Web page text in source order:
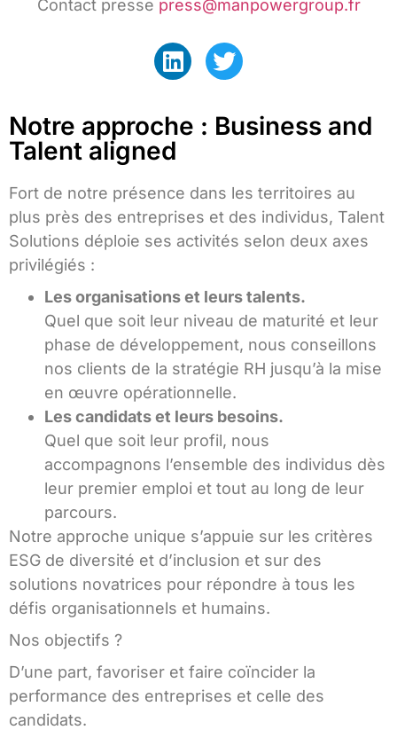
Contact presse press@manpowergroup.fr
Notre approche : Business and
Talent aligned
Fort de notre présence dans les territoires au
plus près des entreprises et des individus, Talent
Solutions déploie ses activités selon deux axes
privilégiés :
Les organisations et leurs talents.
Quel que soit leur niveau de maturité et leur
phase de développement, nous conseillons
nos clients de la stratégie RH jusqu’à la mise
en œuvre opérationnelle.
Les candidats et leurs besoins.
Quel que soit leur profil, nous
accompagnons l’ensemble des individus dès
leur premier emploi et tout au long de leur
parcours.
Notre approche unique s’appuie sur les critères
ESG de diversité et d’inclusion et sur des
solutions novatrices pour répondre à tous les
défis organisationnels et humains.
Nos objectifs ?
D’une part, favoriser et faire coïncider la
performance des entreprises et celle des
candidats.